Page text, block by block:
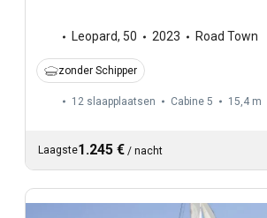
Leopard, 50 2023 Road Town
zonder Schipper
12 slaapplaatsen Cabine 5 15,4 m
Laagste1.245 € / nacht